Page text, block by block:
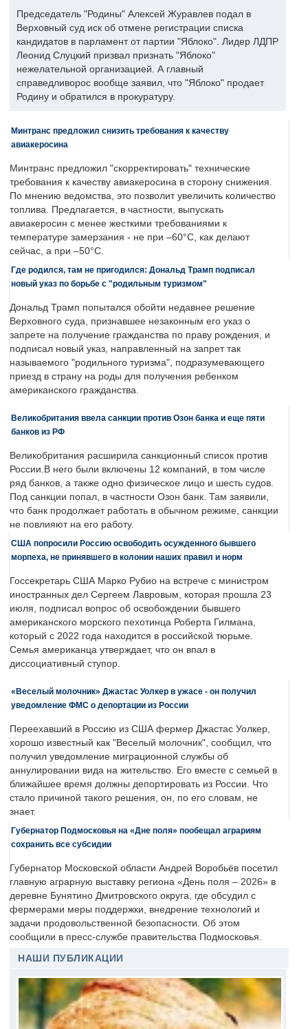
Председатель "Родины" Алексей Журавлев подал в
Верховный суд иск об отмене регистрации списка
кандидатов в парламент от партии "Яблоко". Лидер ЛДПР
Леонид Слуцкий призвал признать "Яблоко"
нежелательной организацией. А главный
справедливорос вообще заявил, что "Яблоко" продает
Родину и обратился в прокуратуру.
Минтранс предложил снизить требования к качеству
авиакеросина
Минтранс предложил "скорректировать" технические
требования к качеству авиакеросина в сторону снижения.
По мнению ведомства, это позволит увеличить количество
топлива. Предлагается, в частности, выпускать
авиакеросин с менее жесткими требованиями к
температуре замерзания - не при –60°C, как делают
сейчас, а при –50°C.
Где родился, там не пригодился: Дональд Трамп подписал
новый указ по борьбе с "родильным туризмом"
Дональд Трамп попытался обойти недавнее решение
Верховного суда, признавшее незаконным его указ о
запрете на получение гражданства по праву рождения, и
подписал новый указ, направленный на запрет так
называемого "родильного туризма", подразумевающего
приезд в страну на роды для получения ребенком
американского гражданства.
Великобритания ввела санкции против Озон банка и еще пяти
банков из РФ
Великобритания расширила санкционный список против
России.В него были включены 12 компаний, в том числе
ряд банков, а также одно физическое лицо и шесть судов.
Под санкции попал, в частности Озон банк. Там заявили,
что банк продолжает работать в обычном режиме, санкции
не повлияют на его работу.
США попросили Россию освободить осужденного бывшего
морпеха, не принявшего в колонии наших правил и норм
Госсекретарь США Марко Рубио на встрече с министром
иностранных дел Сергеем Лавровым, которая прошла 23
июля, подписал вопрос об освобождении бывшего
американского морского пехотинца Роберта Гилмана,
который с 2022 года находится в российской тюрьме.
Семья американца утверждает, что он впал в
диссоциативный ступор.
«Веселый молочник» Джастас Уолкер в ужасе - он получил
уведомление ФМС о депортации из России
Переехавший в Россию из США фермер Джастас Уолкер,
хорошо известный как "Веселый молочник", сообщил, что
получил уведомление миграционной службы об
аннулировании вида на жительство. Его вместе с семьей в
ближайшее время должны депортировать из России. Что
стало причиной такого решения, он, по его словам, не
знает.
Губернатор Подмосковья на «Дне поля» пообещал аграриям
сохранить все субсидии
Губернатор Московской области Андрей Воробьёв посетил
главную аграрную выставку региона «День поля – 2026» в
деревне Бунятино Дмитровского округа, где обсудил с
фермерами меры поддержки, внедрение технологий и
задачи продовольственной безопасности. Об этом
сообщили в пресс-службе правительства Подмосковья.
НАШИ ПУБЛИКАЦИИ